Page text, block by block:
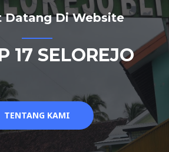
Datang Di Website
17 SELOREJO
TENTANG KAMI